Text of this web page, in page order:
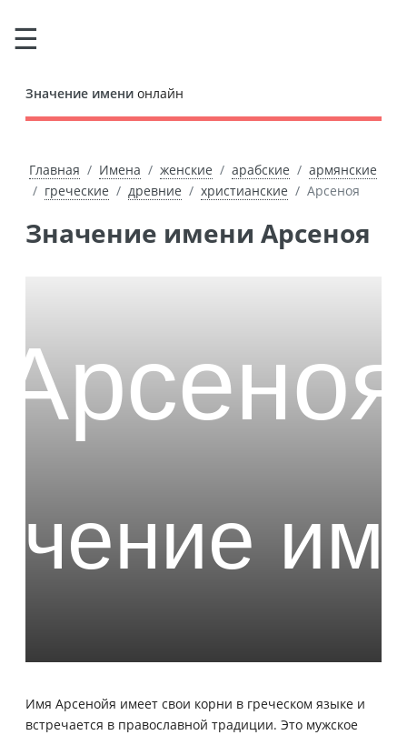
Значение имени онлайн
Главная Имена женские арабские
армянские
греческие
древние христианские Арсеноя
Значение имени Арсеноя
Имя Арсенойя имеет свои корни в греческом языке и
встречается в православной традиции. Это мужское